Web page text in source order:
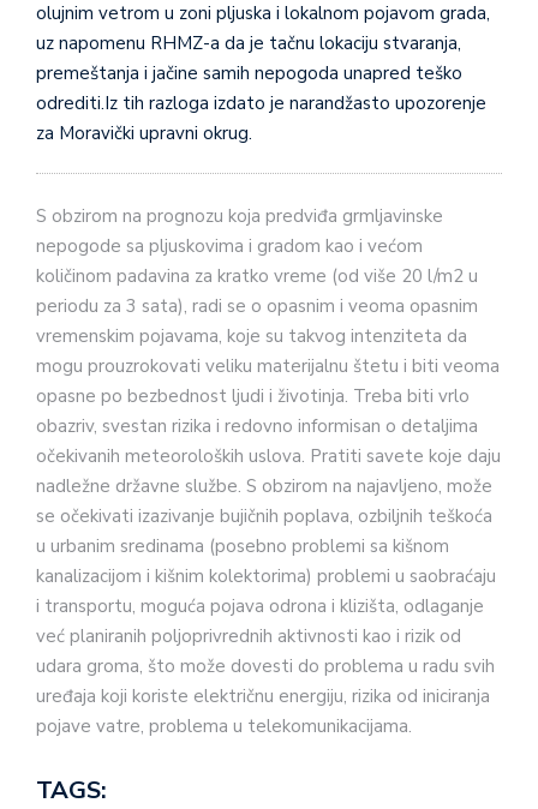
olujnim vetrom u zoni pljuska i lokalnom pojavom grada,
uz napomenu RHMZ-a da je tačnu lokaciju stvaranja,
premeštanja i jačine samih nepogoda unapred teško
odrediti.Iz tih razloga izdato je narandžasto upozorenje
za Moravički upravni okrug.
S obzirom na prognozu koja predviđa grmljavinske
nepogode sa pljuskovima i gradom kao i većom
količinom padavina za kratko vreme (od više 20 l/m2 u
periodu za 3 sata), radi se o opasnim i veoma opasnim
vremenskim pojavama, koje su takvog intenziteta da
mogu prouzrokovati veliku materijalnu štetu i biti veoma
opasne po bezbednost ljudi i životinja. Treba biti vrlo
obazriv, svestan rizika i redovno informisan o detaljima
očekivanih meteoroloških uslova. Pratiti savete koje daju
nadležne državne službe. S obzirom na najavljeno, može
se očekivati izazivanje bujičnih poplava, ozbiljnih teškoća
u urbanim sredinama (posebno problemi sa kišnom
kanalizacijom i kišnim kolektorima) problemi u saobraćaju
i transportu, moguća pojava odrona i klizišta, odlaganje
već planiranih poljoprivrednih aktivnosti kao i rizik od
udara groma, što može dovesti do problema u radu svih
uređaja koji koriste električnu energiju, rizika od iniciranja
pojave vatre, problema u telekomunikacijama.
TAGS: